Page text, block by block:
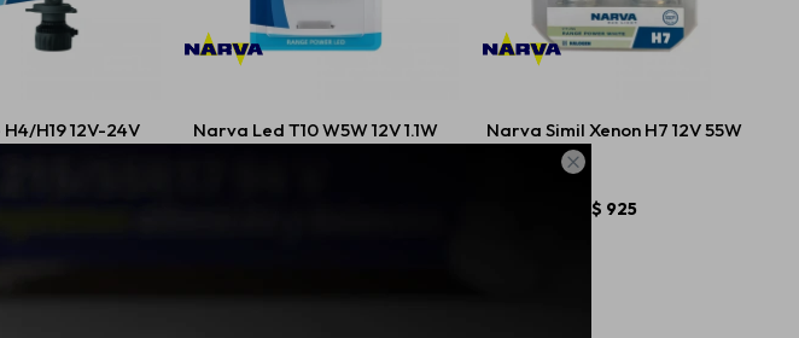

H19 12V-24V
Narva Led T10 W5W 12V 1.1W Narva Simil Xenon H7 12V 55W
$ 925